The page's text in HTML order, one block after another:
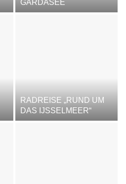
GARDASEE
RADREISE „RUND UM
DAS IJSSELMEER“